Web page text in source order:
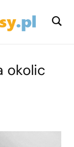
okolic